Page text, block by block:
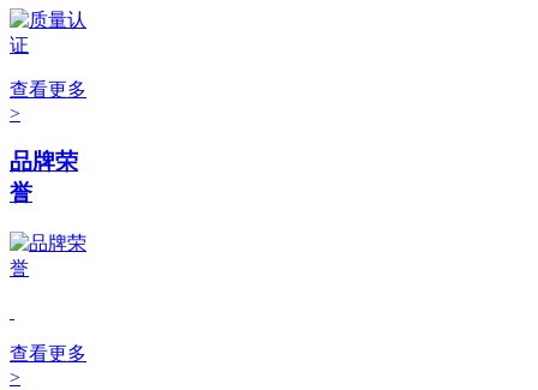
查看更多
>
品牌荣
誉
查看更多
>